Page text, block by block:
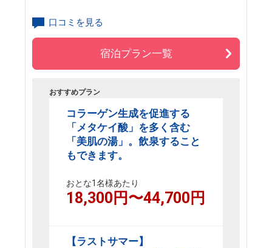
口コミを見る
宿泊プラン一覧
おすすめプラン
コラーゲン生成を促進する
「メタケイ酸」を多く含む
「美肌の湯」。飲泉すること
もできます。
おとな1名様あたり
18,300 円〜44,700 円
【ラストサマー】